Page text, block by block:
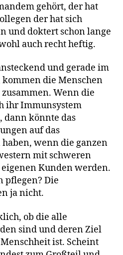
gehört, der hat
der hat sich
und doktert schon lange
auch recht heftig.
und gerade im
kommen die Menschen
Wenn die
ihr Immunsystem
dann könnte das
auf das
haben, wenn die ganzen
mit schweren
Kunden werden.
pflegen? Die
ja nicht.
ob die alle
sind und deren Ziel
ist. Scheint